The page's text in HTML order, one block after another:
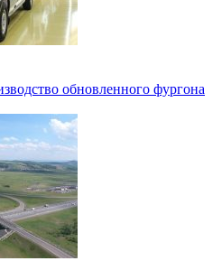
обновленного фургона